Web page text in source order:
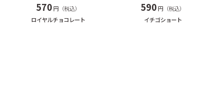
570円（税込）
ロイヤルチョコレート
590円（税込）
イチゴショート